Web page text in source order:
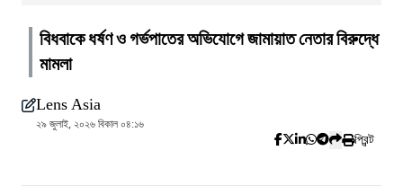
বিধবাকে ধর্ষণ ও গর্ভপাতের অভিযোগে জামায়াত নেতার বিরুদ্ধে
মামলা
Lens Asia
২৯ জুলাই, ২০২৬ বিকাল ০৪:১৬
প্রিন্ট